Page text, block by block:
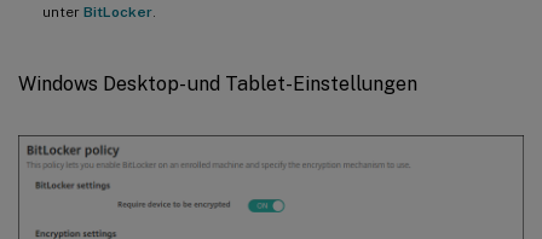
unter BitLocker
Windows Desktop- und Tablet-Einstellungen